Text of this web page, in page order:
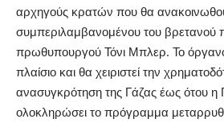
αρχηγούς κρατών που θα
συμπεριλαμβανομένου του βρετανού
πρωθυπουργού Τόνι Μπλερ. Το
πλαίσιο και θα χειριστεί την
ανασυγκρότηση της Γάζας έως ότου η
ολοκληρώσει το πρόγραμμα